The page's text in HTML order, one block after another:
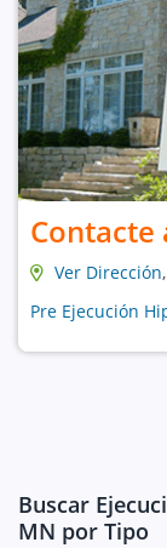
Contacte
Ver Dirección
Pre Ejecución
Buscar
MN por Tipo